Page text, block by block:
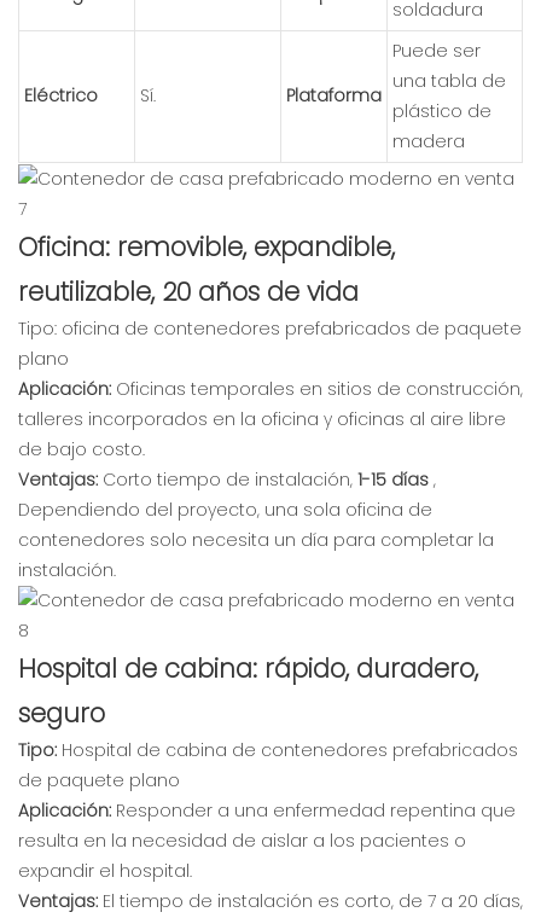
soldadura
Eléctrico Sí. Plataforma
Puede ser
una tabla de
plástico de
madera
Oficina: removible, expandible,
reutilizable, 20 años de vida
Tipo: oficina de contenedores prefabricados de paquete
plano
Aplicación: Oficinas temporales en sitios de construcción,
talleres incorporados en la oficina y oficinas al aire libre
de bajo costo.
Ventajas: Corto tiempo de instalación, 1-15 días ,
Dependiendo del proyecto, una sola oficina de
contenedores solo necesita un día para completar la
instalación.
Hospital de cabina: rápido, duradero,
seguro
Tipo: Hospital de cabina de contenedores prefabricados
de paquete plano
Aplicación: Responder a una enfermedad repentina que
resulta en la necesidad de aislar a los pacientes o
expandir el hospital.
Ventajas: El tiempo de instalación es corto, de 7 a 20 días,